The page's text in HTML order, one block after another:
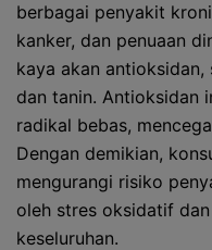
berbagai penyakit
kanker, dan penuaan
kaya akan
dan tanin. Antioksidan
radikal bebas,
Dengan demikian,
mengurangi risiko
oleh stres oksidatif
keseluruhan.